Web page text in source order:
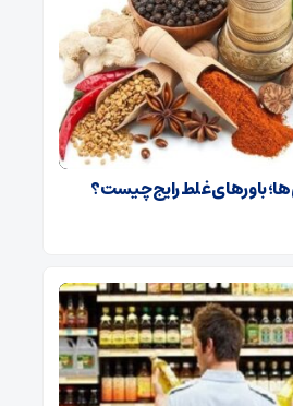
باورهای غلط رایج چیست؟